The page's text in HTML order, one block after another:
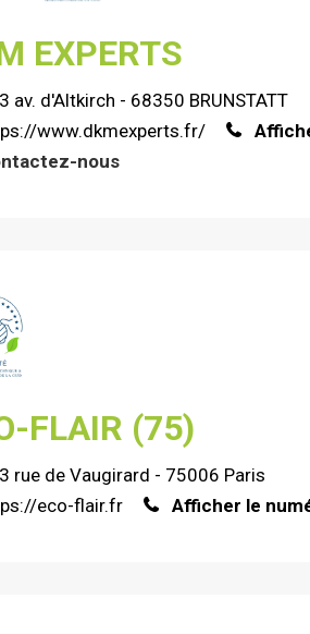
EXPERTS
av. d'Altkirch - 68350 BRUNSTATT
www.dkmexperts.fr/
nous
FLAIR (75)
rue de Vaugirard - 75006 Paris
eco-flair.fr
Afficher le